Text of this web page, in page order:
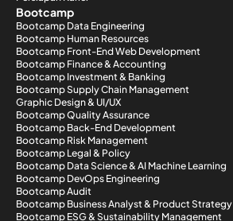
Bootcamp
Bootcamp Data Engineering
Bootcamp Human Resources
Bootcamp Front-End Web Development
Bootcamp Finance & Accounting
Bootcamp Investment & Banking
Bootcamp Supply Chain Management
Graphic Design & UI/UX
Bootcamp Quality Assurance
Bootcamp Back-End Development
Bootcamp Risk Management
Bootcamp Legal & Policy
Bootcamp Data Science & AI Machine Learning
Bootcamp DevOps Engineering
Bootcamp Audit
Bootcamp Business Analyst & Product Strategy
Bootcamp ESG & Sustainability Management